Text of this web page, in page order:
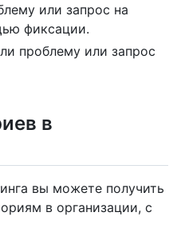
или запрос на
фиксации.
проблему или запрос
в
вы можете получить
в организации, с